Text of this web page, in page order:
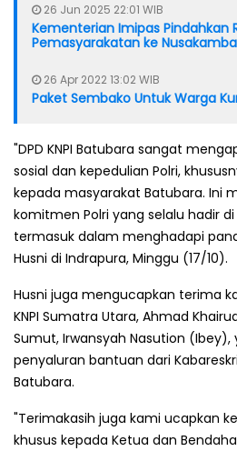
26 Jun 2025 22:01 WIB
Kementerian Imipas Pindahkan
Pemasyarakatan ke
26 Apr 2022 13:02 WIB
Paket Sembako Untuk Warga
"DPD KNPI Batubara sangat
sosial dan kepedulian Polri,
kepada masyarakat Batubara. Ini
komitmen Polri yang selalu hadir
termasuk dalam menghadapi
Husni di Indrapura, Minggu (17/10).
Husni juga mengucapkan terima
KNPI Sumatra Utara, Ahmad
Sumut, Irwansyah Nasution
penyaluran bantuan dari
Batubara.
"Terimakasih juga kami ucapkan
khusus kepada Ketua dan